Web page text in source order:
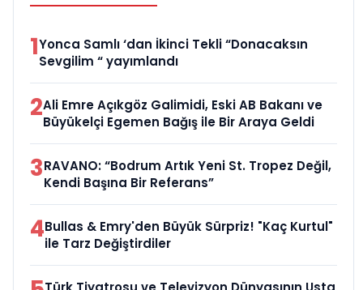
1Yonca Samlı ‘dan İkinci Tekli “Donacaksın
Sevgilim “ yayımlandı
2Ali Emre Açıkgöz Galimidi, Eski AB Bakanı ve
Büyükelçi Egemen Bağış ile Bir Araya Geldi
3RAVANO: “Bodrum Artık Yeni St. Tropez Değil,
Kendi Başına Bir Referans”
4Bullas & Emry'den Büyük Sürpriz! "Kaç Kurtul"
ile Tarz Değiştirdiler